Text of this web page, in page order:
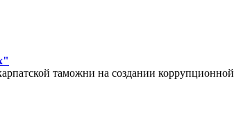
таможни на создании коррупционной